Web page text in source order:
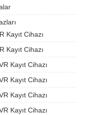
Kayıt Cihazı
Kayıt Cihazı
Kayıt Cihazı
Kayıt Cihazı
Kayıt Cihazı
Kayıt Cihazı